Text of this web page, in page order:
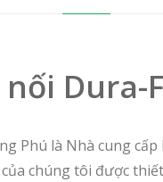
Dura-
Phú là Nhà cung
chúng tôi được